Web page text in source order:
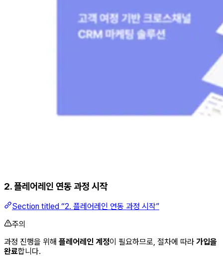
2. 플레어레인 연동 과정 시작
Section titled “2. 플레어레인 연동 과정 시작”
주의
과정 진행을 위해 플레어레인 계정이 필요하므로, 절차에 따라 가입을
완료합니다.